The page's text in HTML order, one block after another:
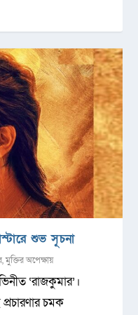
শুভ সূচনা
,মুক্তির অপেক্ষায়
‘রাজকুমার’।
চমক